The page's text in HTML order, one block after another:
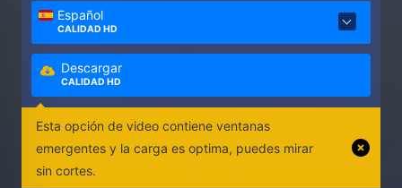
Español
CALIDAD HD
Descargar
CALIDAD HD
Esta opción de video contiene ventanas
emergentes y la carga es optima, puedes mirar
sin cortes.